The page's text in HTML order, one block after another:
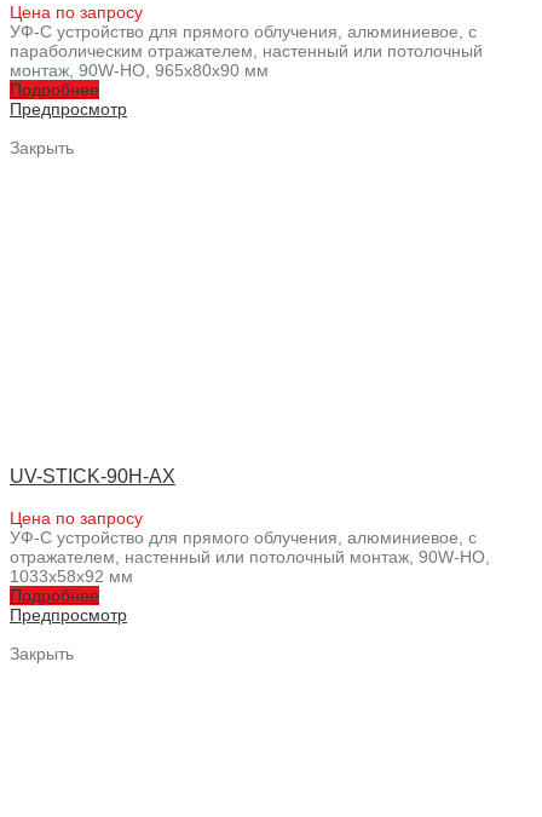
Цена по запросу
УФ-С устройство для прямого облучения, алюминиевое, с
параболическим отражателем, настенный или потолочный
монтаж, 90W-HO, 965x80x90 мм
Подробнее
Предпросмотр
Закрыть
UV-STICK-90H-AX
Цена по запросу
УФ-С устройство для прямого облучения, алюминиевое, с
отражателем, настенный или потолочный монтаж, 90W-HO,
1033x58x92 мм
Подробнее
Предпросмотр
Закрыть